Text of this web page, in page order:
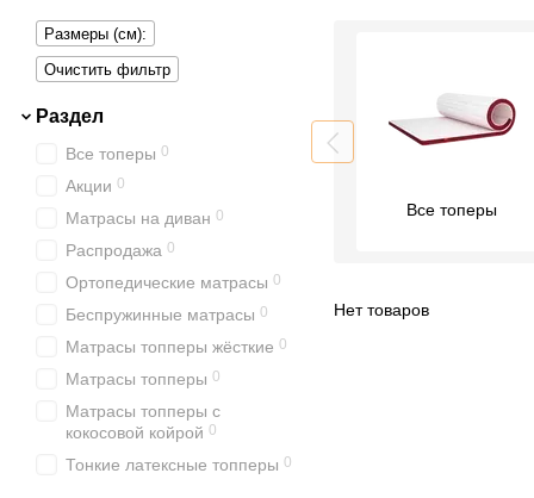
Все топеры
Нет товаров
Размеры (см):
Очистить фильтр
Раздел
Все топеры 0
Акции 0
Матрасы на диван 0
Распродажа 0
Ортопедические матрасы 0
Беспружинные матрасы 0
Матрасы топперы жёсткие 0
Матрасы топперы 0
Матрасы топперы с
кокосовой койрой 0
Тонкие латексные топперы 0